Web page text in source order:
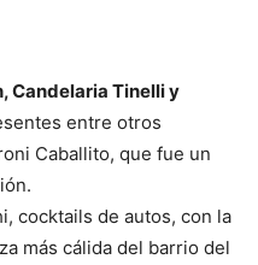
Candelaria Tinelli y
entre otros
Caballito, que fue un
cocktails de autos, con la
más cálida del barrio del